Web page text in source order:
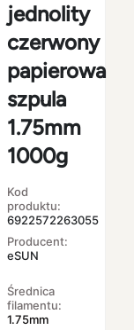
jednolity
czerwony
papierowa
szpula
1.75mm
1000g
Kod
produktu:
6922572263055
Producent:
eSUN
Średnica
filamentu:
1.75mm